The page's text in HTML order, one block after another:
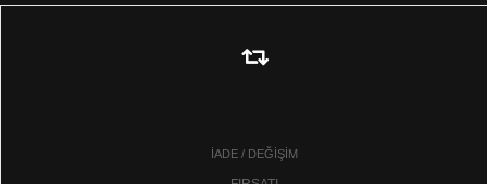
İADE / DEĞİŞİM